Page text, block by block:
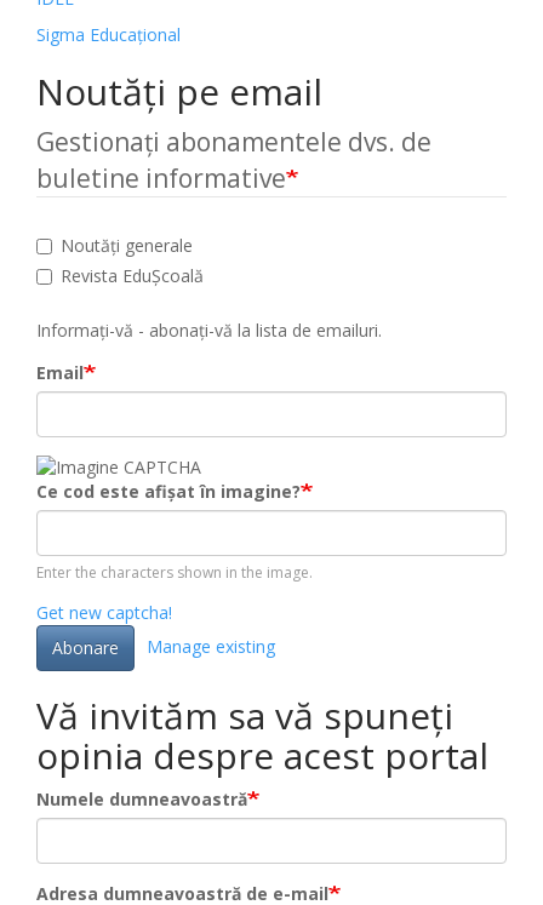
Sigma Educațional
Noutăți pe email
Gestionați abonamentele dvs. de
buletine informative
Noutăți generale
Revista EduȘcoală
Informați-vă - abonați-vă la lista de emailuri.
Email
Ce cod este afișat în imagine?
Enter the characters shown in the image.
Get new captcha!
Abonare
Manage existing
Vă invităm sa vă spuneți
opinia despre acest portal
Numele dumneavoastră
Adresa dumneavoastră de e-mail